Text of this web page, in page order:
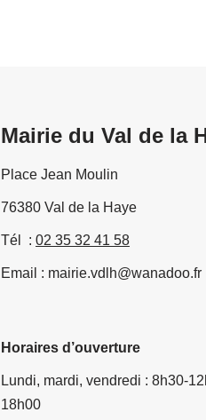
Mairie du Val de la
Place Jean Moulin
76380 Val de la Haye
Tél : 02 35 32 41 58
Email : mairie.vdlh@wanadoo.fr
Horaires d’ouverture
Lundi, mardi, vendredi : 8h30-
18h00